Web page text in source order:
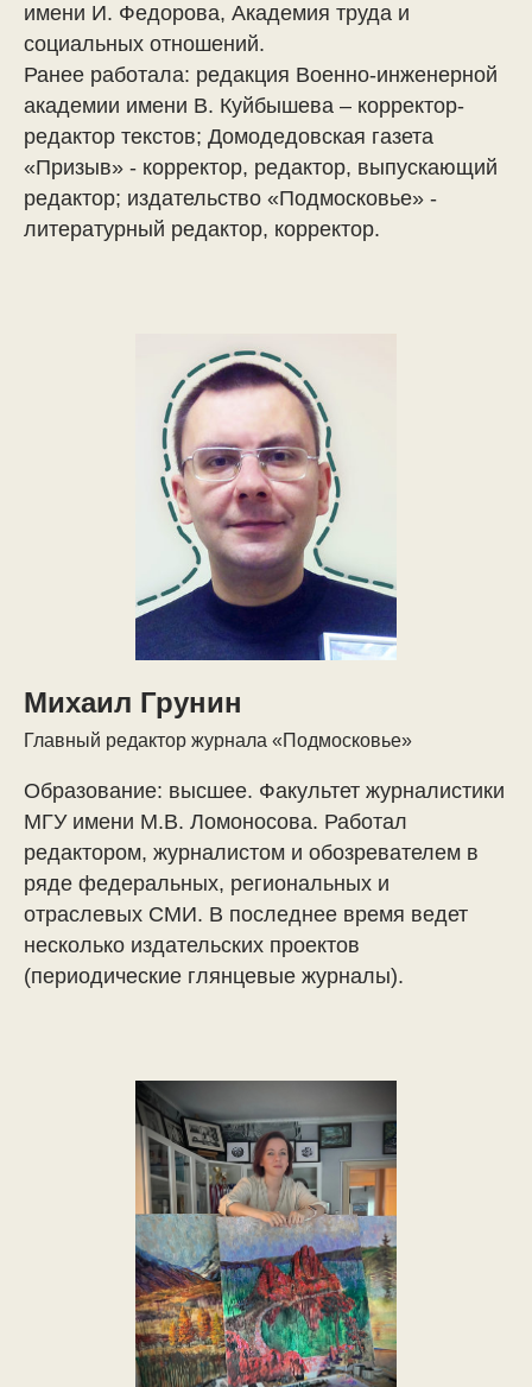
имени И. Федорова, Академия труда и
социальных отношений.
Ранее работала: редакция Военно-инженерной
академии имени В. Куйбышева – корректор-
редактор текстов; Домодедовская газета
«Призыв» - корректор, редактор, выпускающий
редактор; издательство «Подмосковье» -
литературный редактор, корректор.
Михаил Грунин
Главный редактор журнала «Подмосковье»
Образование: высшее. Факультет журналистики
МГУ имени М.В. Ломоносова. Работал
редактором, журналистом и обозревателем в
ряде федеральных, региональных и
отраслевых СМИ. В последнее время ведет
несколько издательских проектов
(периодические глянцевые журналы).